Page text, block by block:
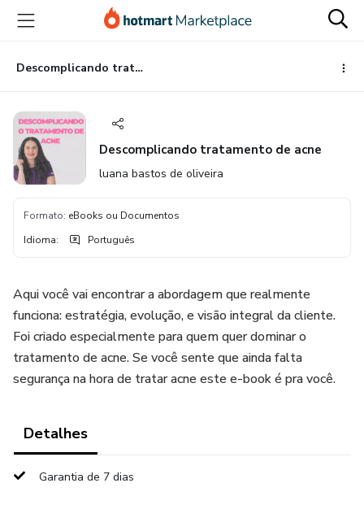
para
conteúdo
principal
para
pagamento
para
rodapé
Descomplicando tratamento de acne
Descomplicando tratamento de acne
luana bastos de oliveira
Formato: eBooks ou Documentos
Idioma: Português
Aqui você vai encontrar a abordagem que realmente
funciona: estratégia, evolução, e visão integral da cliente.
Foi criado especialmente para quem quer dominar o
tratamento de acne. Se você sente que ainda falta
segurança na hora de tratar acne este e-book é pra você.
Detalhes
Garantia de 7 dias